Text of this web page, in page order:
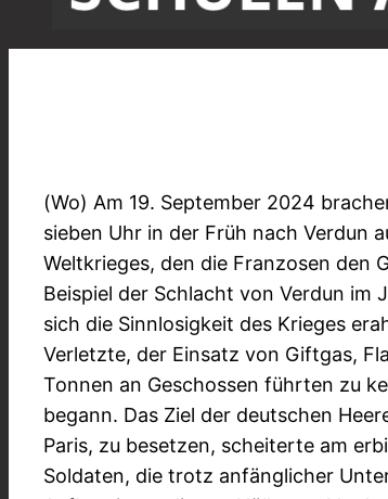
(Wo) Am 19. September 2024
sieben Uhr in der Früh nach Verdun
Weltkrieges, den die Franzosen den
Beispiel der Schlacht von Verdun im
sich die Sinnlosigkeit des Krieges
Verletzte, der Einsatz von Giftgas,
Tonnen an Geschossen führten zu
begann. Das Ziel der deutschen
Paris, zu besetzen, scheiterte am
Soldaten, die trotz anfänglicher